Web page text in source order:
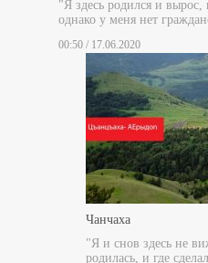
"Я здесь родился и вырос,
однако у меня нет
00:50 / 17.06.2020
Чанчаха
"Я и снов здесь не
родилась, и где